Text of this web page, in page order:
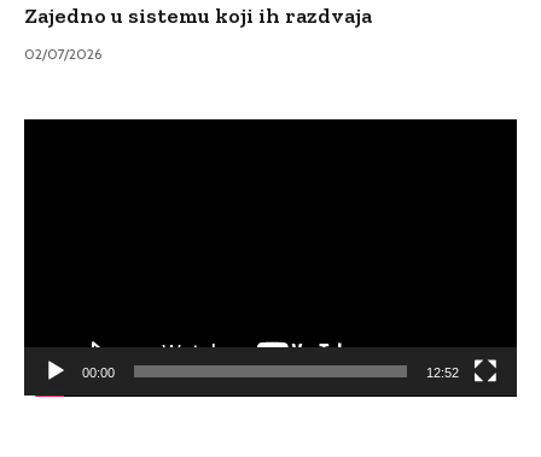
Zajedno u sistemu koji ih razdvaja
02/07/2026
00:00 12:52